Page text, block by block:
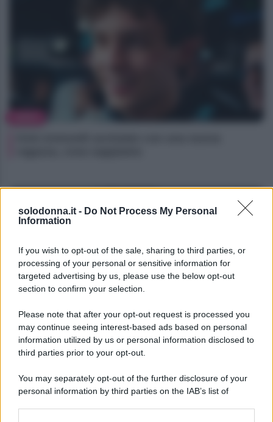
solodonna.it - Do Not Process My Personal
Information
If you wish to opt-out of the sale, sharing to third parties, or
processing of your personal or sensitive information for
targeted advertising by us, please use the below opt-out
section to confirm your selection.
Please note that after your opt-out request is processed you
may continue seeing interest-based ads based on personal
information utilized by us or personal information disclosed to
third parties prior to your opt-out.
You may separately opt-out of the further disclosure of your
personal information by third parties on the IAB’s list of
NEWS
Cecilia Rodriguez è incinta? Ignazio Moser
provoca i fan sui social
Lo sapevi che...